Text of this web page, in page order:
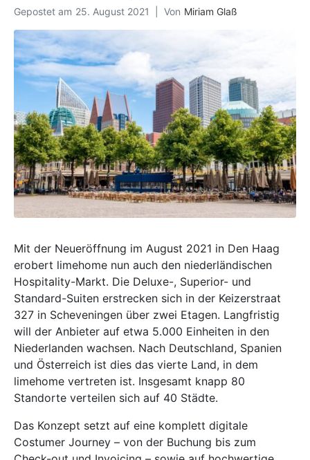
Gepostet am 25. August 2021 Von Miriam Glaß
Mit der Neueröffnung im August 2021 in Den Haag
erobert limehome nun auch den niederländischen
Hospitality-Markt. Die Deluxe-, Superior- und
Standard-Suiten erstrecken sich in der Keizerstraat
327 in Scheveningen über zwei Etagen. Langfristig
will der Anbieter auf etwa 5.000 Einheiten in den
Niederlanden wachsen. Nach Deutschland, Spanien
und Österreich ist dies das vierte Land, in dem
limehome vertreten ist. Insgesamt knapp 80
Standorte verteilen sich auf 40 Städte.
Das Konzept setzt auf eine komplett digitale
Costumer Journey – von der Buchung bis zum